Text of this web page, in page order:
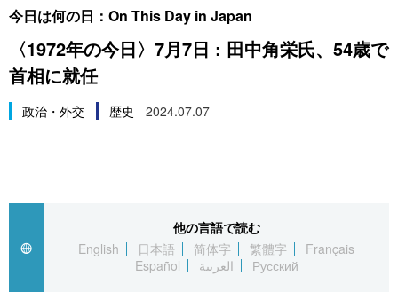
社会
文化
旅と暮らし
動画/Live
スポーツ・東京2020
今日は何の日：On This Day in Japan
〈1972年の今日〉7月7日 : 田中角栄氏、54歳で
首相に就任
政治・外交 歴史 2024.07.07
他の言語で読む
English
日本語 简体字 繁體字
Français
Español
العربية Русский